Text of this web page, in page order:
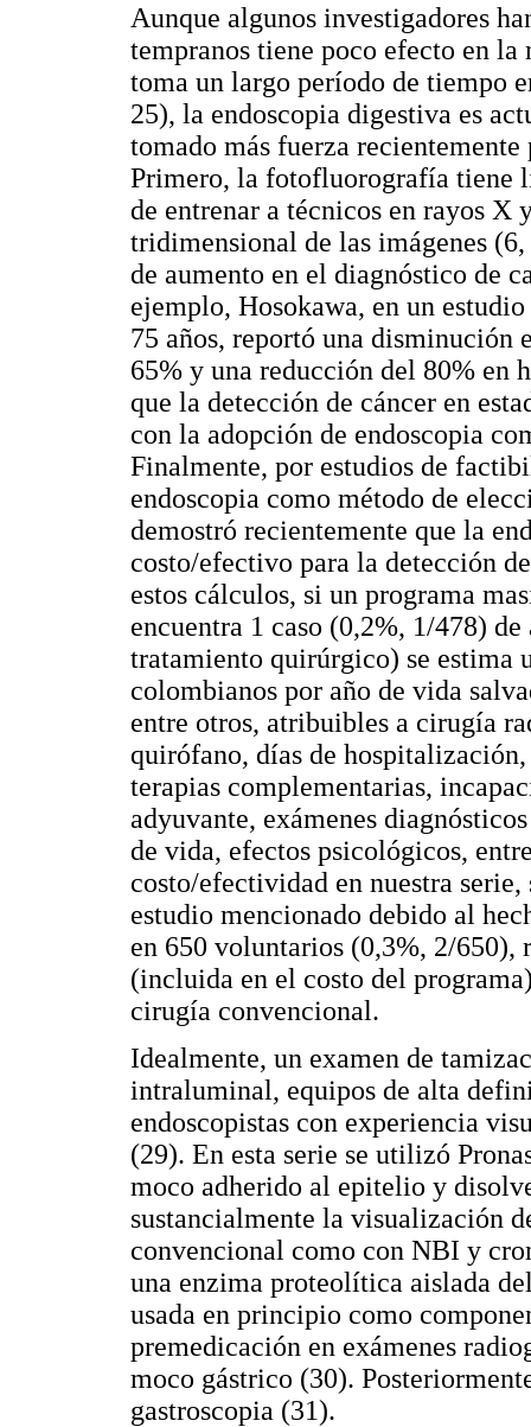
Aunque algunos investigadores
tempranos tiene poco efecto en
toma un largo período de tiempo
25), la endoscopia digestiva es
tomado más fuerza
Primero, la fotofluorografía tiene
de entrenar a técnicos en rayos
tridimensional de las imágenes
de aumento en el diagnóstico de
ejemplo, Hosokawa, en un
75 años, reportó una disminución
65% y una reducción del 80% en
que la detección de cáncer en
con la adopción de endoscopia
Finalmente, por estudios de
endoscopia como método de
demostró recientemente que la
costo/efectivo para la detección
estos cálculos, si un programa
encuentra 1 caso (0,2%, 1/478)
tratamiento quirúrgico) se estima
colombianos por año de vida
entre otros, atribuibles a cirugía
quirófano, días de
terapias complementarias,
adyuvante, exámenes
de vida, efectos psicológicos,
costo/efectividad en nuestra
estudio mencionado debido al
en 650 voluntarios (0,3%, 2/
(incluida en el costo del
cirugía convencional.
Idealmente, un examen de
intraluminal, equipos de alta
endoscopistas con experiencia
(29). En esta serie se utilizó
moco adherido al epitelio y
sustancialmente la visualización
convencional como con NBI y
una enzima proteolítica aislada
usada en principio como
premedicación en exámenes
moco gástrico (30).
gastroscopia (31).